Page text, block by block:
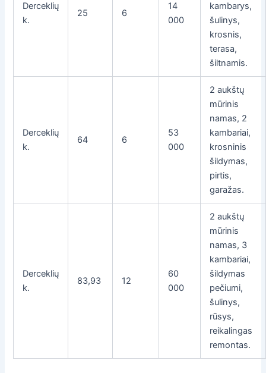
Derceklių
k.
25 6
14
000
kambarys,
šulinys,
krosnis,
terasa,
šiltnamis.
Derceklių
k.
64 6
53
000
2 aukštų
mūrinis
namas, 2
kambariai,
krosninis
šildymas,
pirtis,
garažas.
Derceklių
k.
83,93 12
60
000
2 aukštų
mūrinis
namas, 3
kambariai,
šildymas
pečiumi,
šulinys,
rūsys,
reikalingas
remontas.